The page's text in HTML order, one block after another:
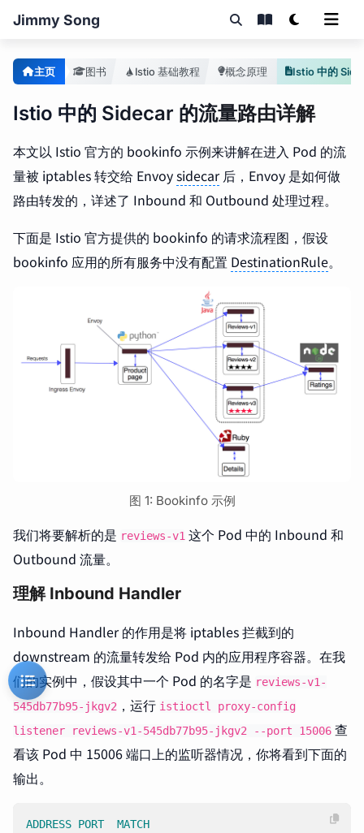
Jimmy Song
主页 图书 Istio 基础教程 概念原理
Istio 中的 Sidecar 的流量路由详解
本文以 Istio 官方的 bookinfo 示例来讲解在进入 Pod 的流
量被 iptables 转交给 Envoysidecar后，Envoy 是如何做
路由转发的，详述了 Inbound 和 Outbound 处理过程。
下面是 Istio 官方提供的 bookinfo 的请求流程图，假设
bookinfo 应用的所有服务中没有配置 DestinationRule。
图 1: Bookinfo 示例
我们将要解析的是 reviews-v1 这个 Pod 中的 Inbound 和
Outbound 流量。
理解 Inbound Handler
Inbound Handler 的作用是将 iptables 拦截到的
downstream 的流量转发给 Pod 内的应用程序容器。在我
们的实例中，假设其中一个 Pod 的名字是 reviews-v1-
545db77b95-jkgv2 ，运行 istioctl proxy-config
listener reviews-v1-545db77b95-jkgv2 --port 15006 查
看该 Pod 中 15006 端口上的监听器情况，你将看到下面的
输出。
ADDRESS PORT  MATCH